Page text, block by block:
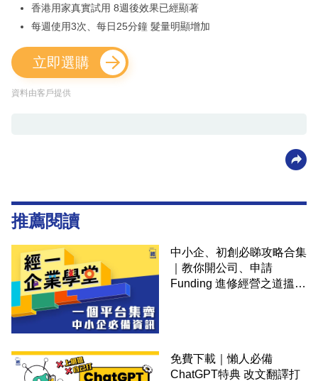
香港用家真實試用 8週後效果已經顯著
每週使用3次、每日25分鐘 髮量明顯增加
立即選購
資料由客戶提供
推薦閱讀
中小企、初創必睇攻略合集
｜教你開公司、申請
Funding 進修經營之道搵大
免費下載｜懶人必備
ChatGPT特典 改文翻譯打